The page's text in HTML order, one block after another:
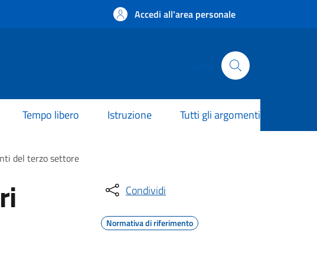
Accedi all'area personale
Tempo libero Istruzione Tutti gli argomenti
del terzo settore
Condividi
Normativa di riferimento